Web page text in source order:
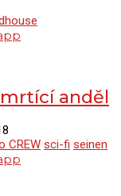
anděl
CREW sci-fi seinen